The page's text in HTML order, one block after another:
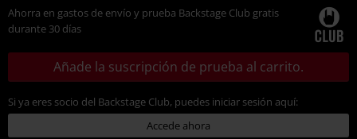
Ahorra en gastos de envío y prueba Backstage Club gratis
durante 30 días
Añade la suscripción de prueba al carrito.
Si ya eres socio del Backstage Club, puedes iniciar sesión aquí:
Accede ahora